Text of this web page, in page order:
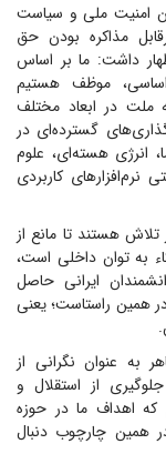
امنیت ملی و سیاست
مذاکره بودن حق
داشت: ما بر اساس
موظف هستیم
ملت در ابعاد مختلف
گسترده‌ای در
انرژی هسته‌ای، علوم
کاربردی
هستند تا مانع از
به توان داخلی است،
ایرانی حاصل
همین راستاست؛ یعنی
به عنوان نگرانی از
از استقلال و
که اهداف ما در حوزه
همین چارچوب دنبال